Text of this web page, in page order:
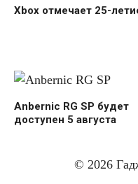
Xbox отмечает 25-
Anbernic RG SP будет
доступен 5 августа
© 2026